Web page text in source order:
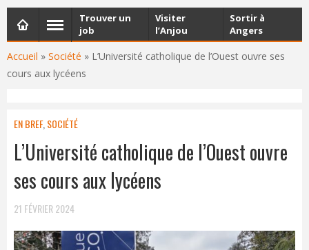
Accueil » Société » L’Université catholique de l’Ouest ouvre ses
cours aux lycéens
Trouver un
job
Visiter
l’Anjou
Sortir à
Angers
EN BREF, SOCIÉTÉ
L’Université catholique de l’Ouest ouvre
ses cours aux lycéens
21 FÉVRIER 2024